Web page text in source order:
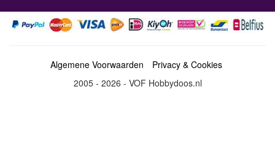
Algemene Voorwaarden
Privacy & Cookies
2005 - 2026 - VOF Hobbydoos.nl